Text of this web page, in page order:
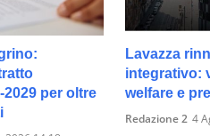
per oltre
Lavazza
integrativo:
welfare e
Redazione 2 4